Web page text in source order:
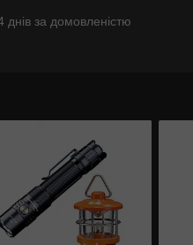
за домовленістю